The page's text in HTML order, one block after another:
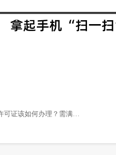
如何办理？需满足哪些条件？